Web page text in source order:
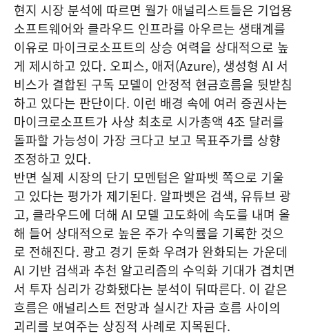
현지 시장 분석에 따르면 월가 애널리스트들은 기업용
소프트웨어와 클라우드 인프라를 아우르는 생태계를
이유로 마이크로소프트의 상승 여력을 상대적으로 높
게 제시하고 있다. 오피스, 애저(Azure), 생성형 AI 서
비스가 결합된 구독 모델이 안정적 현금흐름을 뒷받침
하고 있다는 판단이다. 이런 배경 속에 여러 증권사는
마이크로소프트가 사상 최초로 시가총액 4조 달러를
돌파할 가능성이 가장 크다고 보고 목표주가를 상향
조정하고 있다.
반면 실제 시장의 단기 모멘텀은 알파벳 쪽으로 기울
고 있다는 평가가 제기된다. 알파벳은 검색, 유튜브 광
고, 클라우드에 더해 AI 모델 고도화에 속도를 내며 올
해 들어 상대적으로 높은 주가 수익률을 기록한 것으
로 전해진다. 광고 경기 둔화 우려가 완화되는 가운데
AI 기반 검색과 추천 알고리즘의 수익화 기대가 겹치면
서 투자 심리가 강화됐다는 분석이 뒤따른다. 이 같은
흐름은 애널리스트 전망과 실시간 자금 흐름 사이의
괴리를 보여주는 상징적 사례로 지목된다.